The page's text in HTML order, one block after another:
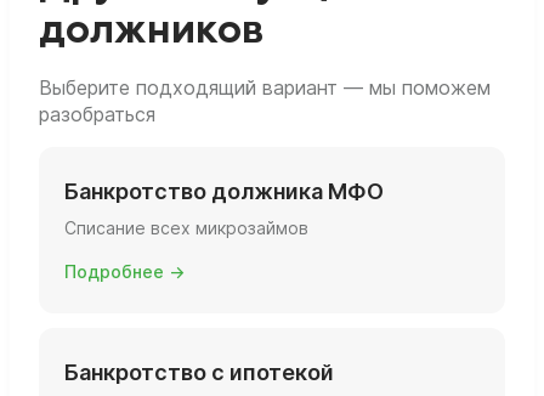
должников
Выберите подходящий вариант — мы поможем
разобраться
Банкротство должника МФО
Списание всех микрозаймов
Подробнее →
Банкротство с ипотекой